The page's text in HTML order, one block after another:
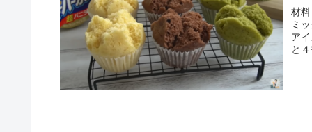
材料
ミックス 180g これだけです
ア
と